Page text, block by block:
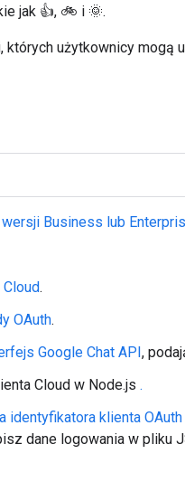
jak 👍, 🚲 i 🌞.
których użytkownicy mogą
Business lub
.
OAuth.
Google Chat API,
Cloud w Node.js .
identyfikatora klienta OAuth
dane logowania w pliku